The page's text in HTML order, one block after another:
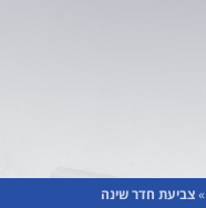
»צביעת חדר שינה